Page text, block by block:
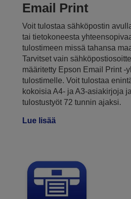
Email Print
Voit tulostaa sähköpostin
tai tietokoneesta
tulostimeen missä tahansa
Tarvitset vain
määritetty Epson Email Print -
tulostimelle. Voit tulostaa
kokoisia A4- ja A3-asiakirjoja
tulostustyöt 72 tunnin ajaksi.
Lue lisää